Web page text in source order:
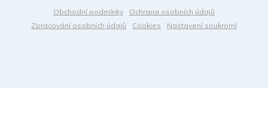
Obchodní podmínky
Ochrana osobních údajů
Zpracování osobních údajů
Cookies Nastavení soukromí